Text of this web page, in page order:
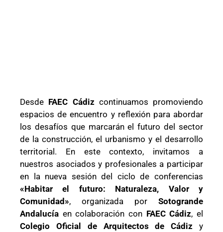
Desde FAEC Cádiz continuamos promoviendo
espacios de encuentro y reflexión para abordar
los desafíos que marcarán el futuro del sector
de la construcción, el urbanismo y el desarrollo
territorial. En este contexto, invitamos a
nuestros asociados y profesionales a participar
en la nueva sesión del ciclo de conferencias
«Habitar el futuro: Naturaleza, Valor y
Comunidad», organizada por Sotogrande
Andalucía en colaboración con FAEC Cádiz, el
Colegio Oficial de Arquitectos de Cádiz y